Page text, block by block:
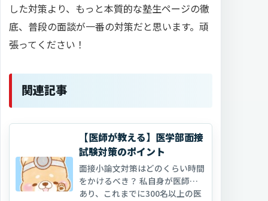
した対策より、もっと本質的な塾生ページの徹
底、普段の面談が一番の対策だと思います。頑
張ってください！
関連記事
【医師が教える】医学部面接
試験対策のポイント
面接小論文対策はどのくらい時間
をかけるべき？ 私自身が医師で
あり、これまでに300名以上の医